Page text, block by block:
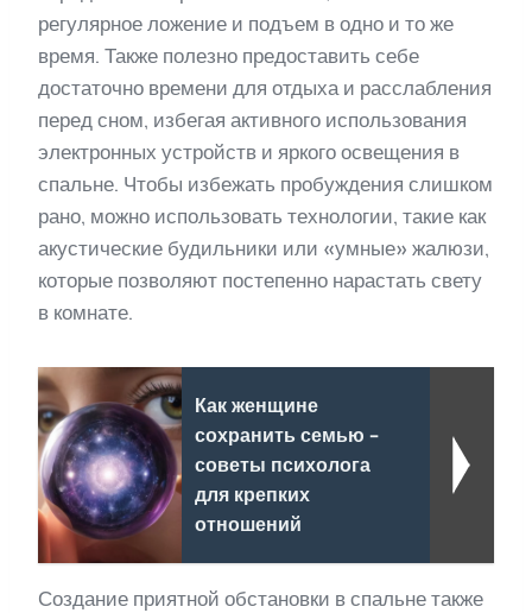
регулярное ложение и подъем в одно и то же
время. Также полезно предоставить себе
достаточно времени для отдыха и расслабления
перед сном, избегая активного использования
электронных устройств и яркого освещения в
спальне. Чтобы избежать пробуждения слишком
рано, можно использовать технологии, такие как
акустические будильники или «умные» жалюзи,
которые позволяют постепенно нарастать свету
в комнате.
Как женщине
сохранить семью -
советы психолога
для крепких
отношений
Создание приятной обстановки в спальне также